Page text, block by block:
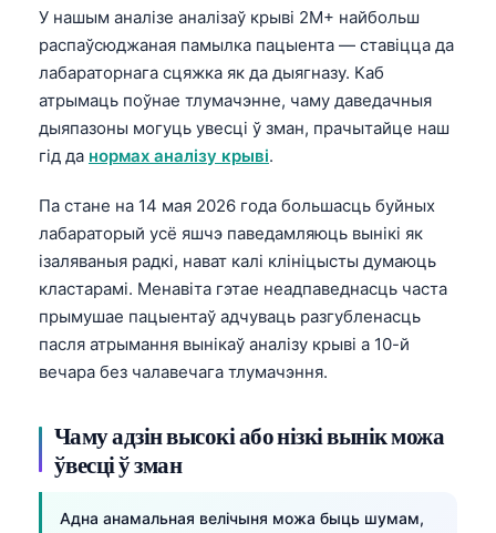
У нашым аналізе аналізаў крыві 2M+ найбольш
распаўсюджаная памылка пацыента — ставіцца да
лабараторнага сцяжка як да дыягназу. Каб
атрымаць поўнае тлумачэнне, чаму даведачныя
дыяпазоны могуць увесці ў зман, прачытайце наш
гід да нормах аналізу крыві.
Па стане на 14 мая 2026 года большасць буйных
лабараторый усё яшчэ паведамляюць вынікі як
ізаляваныя радкі, нават калі клініцысты думаюць
кластарамі. Менавіта гэтае неадпаведнасць часта
прымушае пацыентаў адчуваць разгубленасць
пасля атрымання вынікаў аналізу крыві а 10-й
вечара без чалавечага тлумачэння.
Чаму адзін высокі або нізкі вынік можа
ўвесці ў зман
Адна анамальная велічыня можа быць шумам,